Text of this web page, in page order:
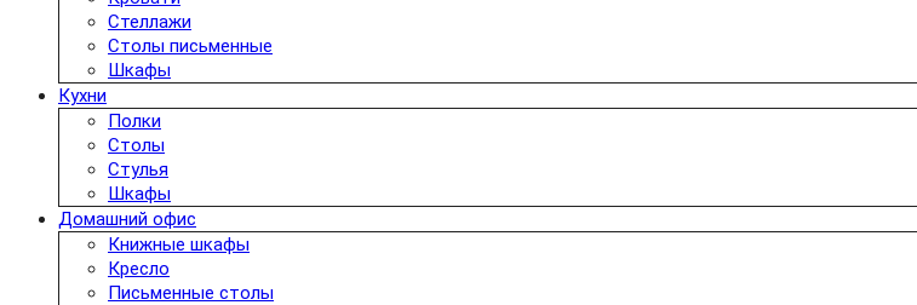
Стеллажи
Столы письменные
Шкафы
Кухни
Полки
Столы
Стулья
Шкафы
Домашний офис
Книжные шкафы
Кресло
Письменные столы